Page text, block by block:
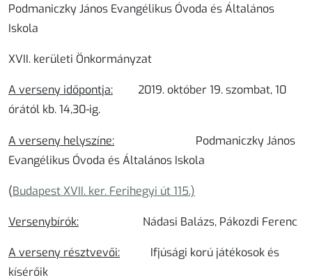
Podmaniczky János Evangélikus Óvoda és Általános
Iskola
XVII. kerületi Önkormányzat
A verseny időpontja: 2019. október 19. szombat, 10
órától kb. 14,30-ig.
A verseny helyszíne:
Podmaniczky János
Evangélikus Óvoda és Általános Iskola
(Budapest XVII. ker. Ferihegyi út 115.)
Versenybírók: Nádasi Balázs, Pákozdi Ferenc
A verseny résztvevői: Ifjúsági korú játékosok és
kísérőik